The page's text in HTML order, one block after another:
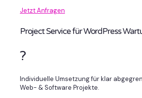
Jetzt Anfragen
Project Service für WordPress
?
Individuelle Umsetzung für klar
Web- & Software Projekte.